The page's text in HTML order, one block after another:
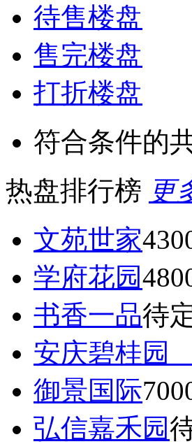
待售楼盘
售完楼盘
打折楼盘
符合条件的
热盘排行榜 更
文苑世家
学府花园
书香一品待
安庆碧桂园
御景国际
弘信嘉禾园